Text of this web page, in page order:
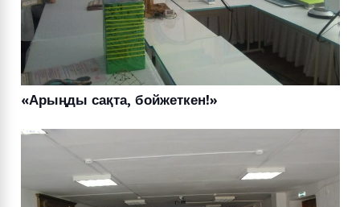
«Арыңды сақта, бойжеткен!»